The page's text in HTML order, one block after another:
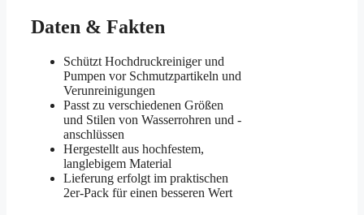
Daten & Fakten
Schützt Hochdruckreiniger und
Pumpen vor Schmutzpartikeln und
Verunreinigungen
Passt zu verschiedenen Größen
und Stilen von Wasserrohren und -
anschlüssen
Hergestellt aus hochfestem,
langlebigem Material
Lieferung erfolgt im praktischen
2er-Pack für einen besseren Wert